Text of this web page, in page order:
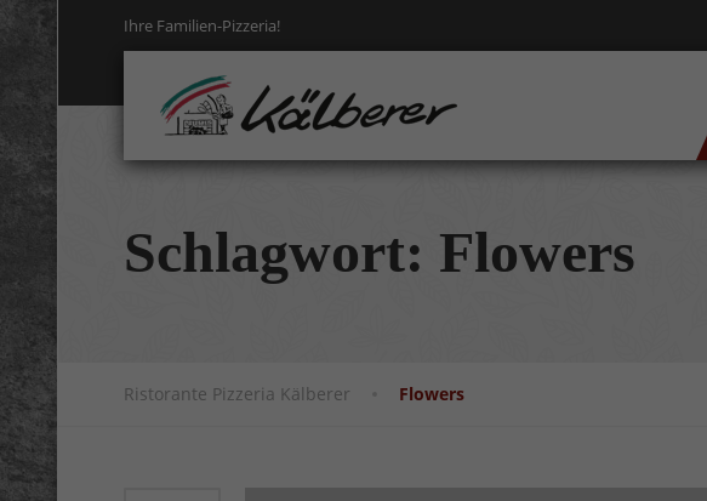
Ihre Familien-Pizzeria!
Schlagwort: Flowers
Ristorante Pizzeria Kälberer Flowers